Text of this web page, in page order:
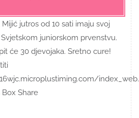
jutros od 10 sati imaju svoj
juniorskom prvenstvu.
će 30 djevojaka. Sretno cure!
Share